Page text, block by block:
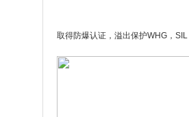
取得防爆认证，溢出保护WHG，